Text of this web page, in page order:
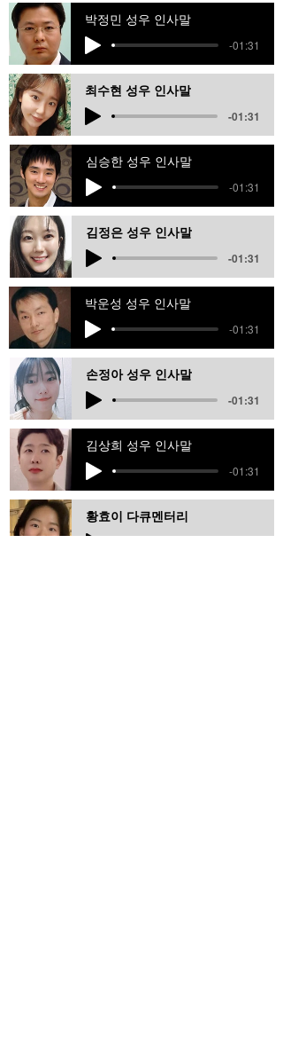
박정민 성우 인사말
-01:31
최수현 성우 인사말
-01:31
심승한 성우 인사말
-01:31
김정은 성우 인사말
-01:31
박운성 성우 인사말
-01:31
손정아 성우 인사말
-01:31
김상희 성우 인사말
-01:31
황효이 다큐멘터리